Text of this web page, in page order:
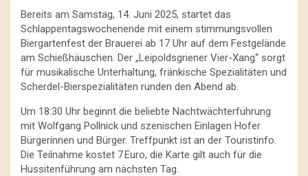
Bereits am Samstag, 14. Juni 2025, startet das
Schlappentagswochenende mit einem stimmungsvollen
Biergartenfest der Brauerei ab 17 Uhr auf dem Festgelände
am Schießhäuschen. Der „Leipoldsgriener Vier-Xang“ sorgt
für musikalische Unterhaltung, fränkische Spezialitäten und
Scherdel-Bierspezialitäten runden den Abend ab.
Um 18:30 Uhr beginnt die beliebte Nachtwächterführung
mit Wolfgang Pollnick und szenischen Einlagen Hofer
Bürgerinnen und Bürger. Treffpunkt ist an der Touristinfo.
Die Teilnahme kostet 7 Euro, die Karte gilt auch für die
Hussitenführung am nächsten Tag.